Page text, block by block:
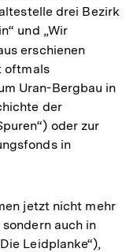
drei Bezirk
und „Wir
erschienen
oftmals
Uran-Bergbau in
der
oder zur
in
jetzt nicht mehr
auch in
Leidplanke“),